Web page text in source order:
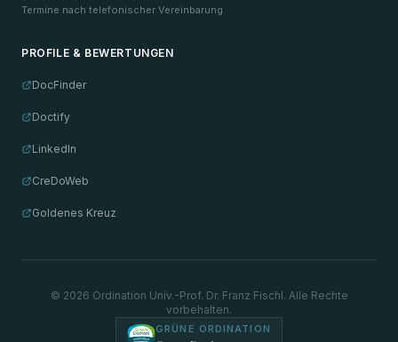
Termine nach telefonischer Vereinbarung
PROFILE & BEWERTUNGEN
DocFinder
Doctify
LinkedIn
CreDoWeb
Goldenes Kreuz
© 2026 Ordination Univ.-Prof. Dr. Franz Fischl. Alle Rechte
vorbehalten.
GRÜNE ORDINATION